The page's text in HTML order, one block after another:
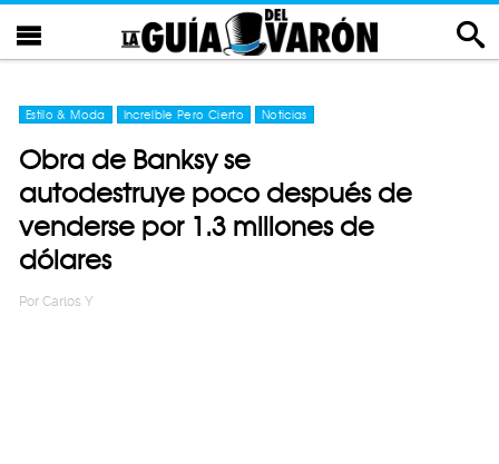
Estilo & Moda Increíble Pero Cierto Noticias
Obra de Banksy se
autodestruye poco después de
venderse por 1.3 millones de
dólares
Por Carlos Y